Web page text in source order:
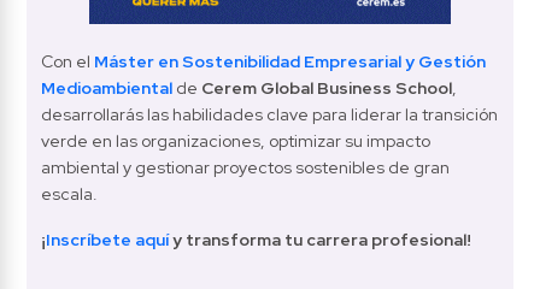
Con el Máster en Sostenibilidad Empresarial y Gestión
Medioambiental de Cerem Global Business School,
desarrollarás las habilidades clave para liderar la transición
verde en las organizaciones, optimizar su impacto
ambiental y gestionar proyectos sostenibles de gran
escala.
¡Inscríbete aquí y transforma tu carrera profesional!